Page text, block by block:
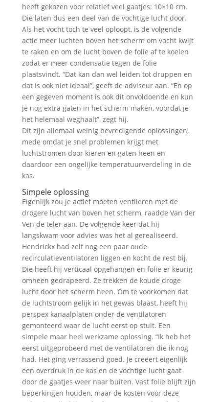
heeft gekozen voor relatief veel gaatjes: 10×10 cm.
Die laten dus een deel van de vochtige lucht door.
Als het vocht toch te veel oploopt, is de volgende
actie meer luchten boven het scherm om vocht kwijt
te raken en om de lucht boven de folie af te koelen
zodat er meer condensatie tegen de folie
plaatsvindt. “Dat kan dan wel leiden tot druppen en
dat is ook niet ideaal”, geeft de adviseur aan. “En op
een gegeven moment is ook dit onvoldoende en kun
je nog extra gaten in het scherm maken, voordat je
het helemaal weghaalt”, zegt hij.
Dit zijn allemaal weinig bevredigende oplossingen,
mede omdat je snel problemen krijgt met
luchtstromen door kieren en gaten heen en
daardoor een ongelijke temperatuurverdeling in de
kas.
Simpele oplossing
Eigenlijk zou je actief moeten ventileren met de
drogere lucht van boven het scherm, raadde Van der
Ven de teler aan. De volgende keer dat hij
langskwam voor advies was het al gerealiseerd.
Hendrickx had zelf nog een paar oude
recirculatieventilatoren liggen en kocht de rest bij.
Die heeft hij verticaal opgehangen en folie er keurig
omheen gedrapeerd. Ze trekken de koude droge
lucht door het scherm heen. Om te voorkomen dat
de luchtstroom gelijk in het gewas blaast, heeft hij
perspex kanaalplaten onder de ventilatoren
gemonteerd waar de lucht eerst op stuit. Een
simpele maar heel werkzame oplossing. “Ik heb het
eerst uitgeprobeerd met de ventilatoren die ik nog
had. Het ging verrassend goed. Je creëert eigenlijk
een overdruk in de kas en de vochtige lucht gaat
door de gaatjes weer naar buiten. Vast folie blijft zijn
beperkingen houden, maar de kosten voor deze